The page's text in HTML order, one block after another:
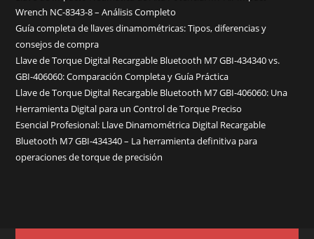
Wrench NC-8343-8 – Análisis Completo
Guía completa de llaves dinamométricas: Tipos, diferencias y
consejos de compra
Llave de Torque Digital Recargable Bluetooth M7 GBI-434340 vs.
GBI-406060: Comparación Completa y Guía Práctica
Llave de Torque Digital Recargable Bluetooth M7 GBI-406060: Una
Herramienta Digital para un Control de Torque Preciso
Esencial Profesional: Llave Dinamométrica Digital Recargable
Bluetooth M7 GBI-434340 – La herramienta definitiva para
operaciones de torque de precisión